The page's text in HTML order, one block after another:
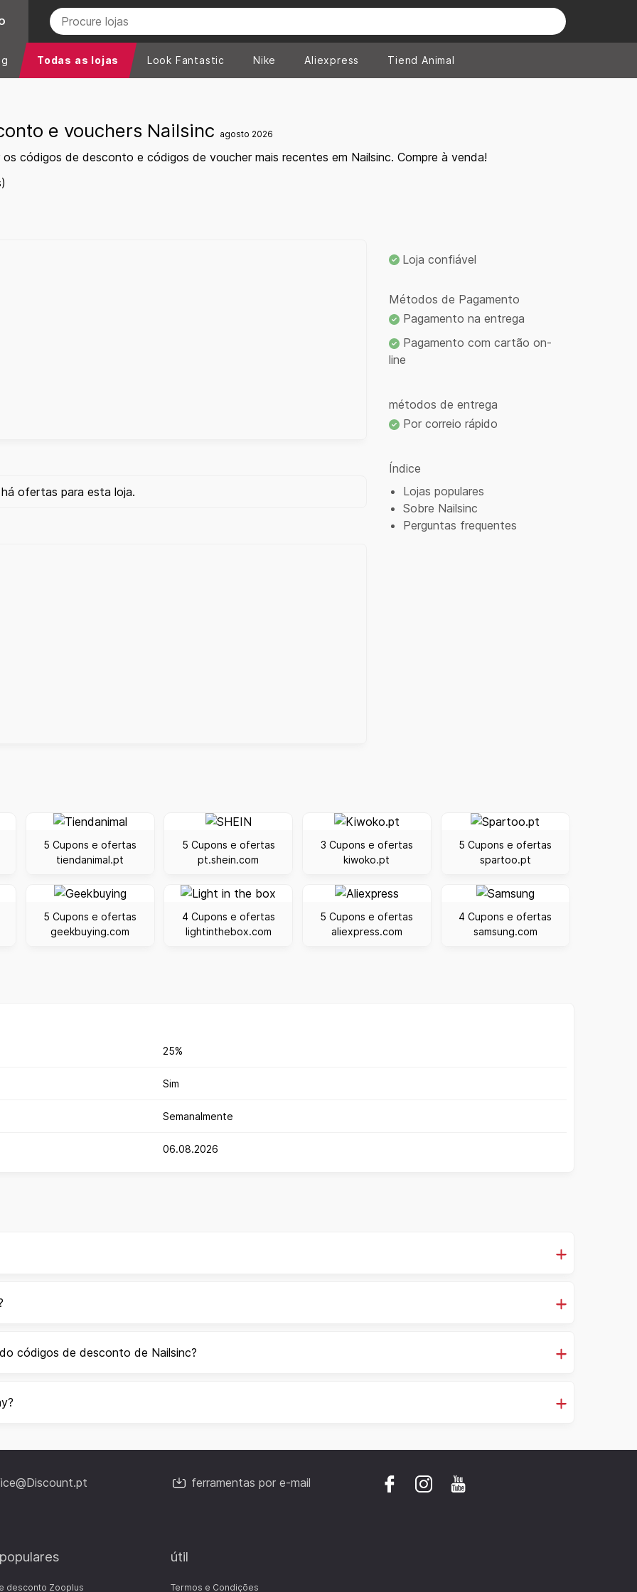
Todas as lojas Look Fantastic Nike Aliexpress Tiend Animal
e vouchers Nailsinc agosto 2026
códigos de desconto e códigos de voucher mais recentes em Nailsinc. Compre à venda!
ofertas para esta loja.
Loja confiável
Métodos de Pagamento
Pagamento na entrega
Pagamento com cartão on-
line
métodos de entrega
Por correio rápido
Índice
Lojas populares
Sobre Nailsinc
Perguntas frequentes
5 Cupons e ofertas
tiendanimal.pt
5 Cupons e ofertas
pt.shein.com
3 Cupons e ofertas
kiwoko.pt
5 Cupons e ofertas
spartoo.pt
5 Cupons e ofertas
geekbuying.com
4 Cupons e ofertas
lightinthebox.com
5 Cupons e ofertas
aliexpress.com
4 Cupons e ofertas
samsung.com
25%
Sim
Semanalmente
06.08.2026
códigos de desconto de Nailsinc?
ferramentas por e-mail
desconto Zooplus
útil
Termos e Condições